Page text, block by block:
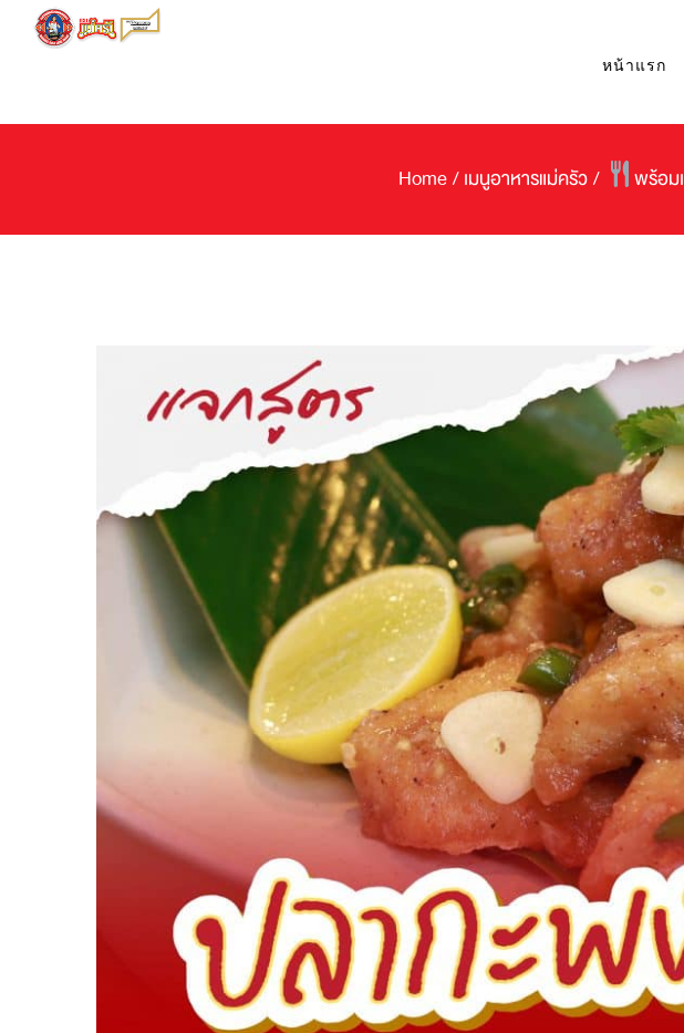
หน้าแรก
Home/ เมนูอาหารแม่ครัว/ พร้อม